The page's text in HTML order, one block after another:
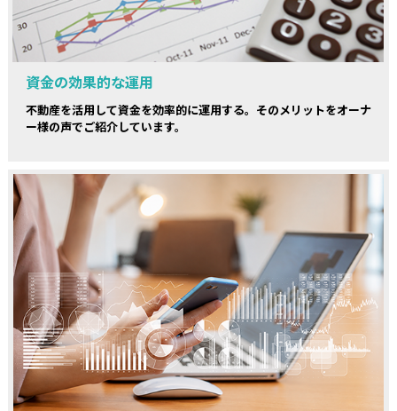
資金の効果的な運用
不動産を活用して資金を効率的に運用する。そのメリットをオーナ
ー様の声でご紹介しています。